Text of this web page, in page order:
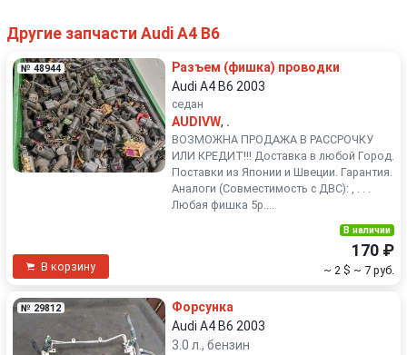
Другие запчасти Audi A4 B6
№ 48944
Разъем (фишка) проводки
Audi A4 B6 2003
седан
AUDIVW, .
ВОЗМОЖНА ПРОДАЖА В РАССРОЧКУ
ИЛИ КРЕДИТ!!! Доставка в любой Город.
Поставки из Японии и Швеции. Гарантия.
Аналоги (Совместимость с ДВС): , . . .
Любая фишка 5р....
В корзину
В наличии
170 ₽
~ 2 $ ~ 7 руб.
№ 29812
Форсунка
Audi A4 B6 2003
3.0 л., бензин